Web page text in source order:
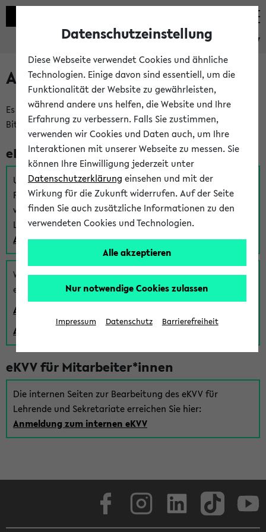
eKVV
Anmeldung am eKVV
Es gibt mehrere Möglichkeiten zur Anmeldung am eKVV.
Bitte wählen Sie die für Sie richtige aus:
eKVV für Studierende
Um sich einen Stundenplan zu erstellen und alle weiteren
Funktionen des eKVVs für Studierende zu nutzen,
verwenden Sie diesen Link zur Anmeldung über Ihr Uni
Login:
Anmeldung zum eKVV der Studierenden
Wenn Sie (noch) kein Uni Login haben, können Sie das
eKVV auch über einen Gastzugang verwenden:
Anmeldung über einen vorhandenen Gastzugang
Anlegen eines neuen Gastzugangs
eKVV für Mitarbeiter*innen
Die internen Seiten zur Bearbeitung des eKVV für
Lehrende und Sekretariate erreichen Sie hier:
Anmeldung zum internen eKVV
Datenschutzeinstellung
Diese Webseite verwendet Cookies und ähnliche
Technologien. Einige davon sind essentiell, um die
Funktionalität der Website zu gewährleisten,
während andere uns helfen, die Website und Ihre
Erfahrung zu verbessern. Falls Sie zustimmen,
verwenden wir Cookies und Daten auch, um Ihre
Interaktionen mit unserer Webseite zu messen. Sie
können Ihre Einwilligung jederzeit unter
Datenschutzerklärung einsehen und mit der
Wirkung für die Zukunft widerrufen. Auf der Seite
finden Sie auch zusätzliche Informationen zu den
verwendeten Cookies und Technologien.
Alle akzeptieren
Nur notwendige Cookies zulassen
Impressum Datenschutz Barrierefreiheit